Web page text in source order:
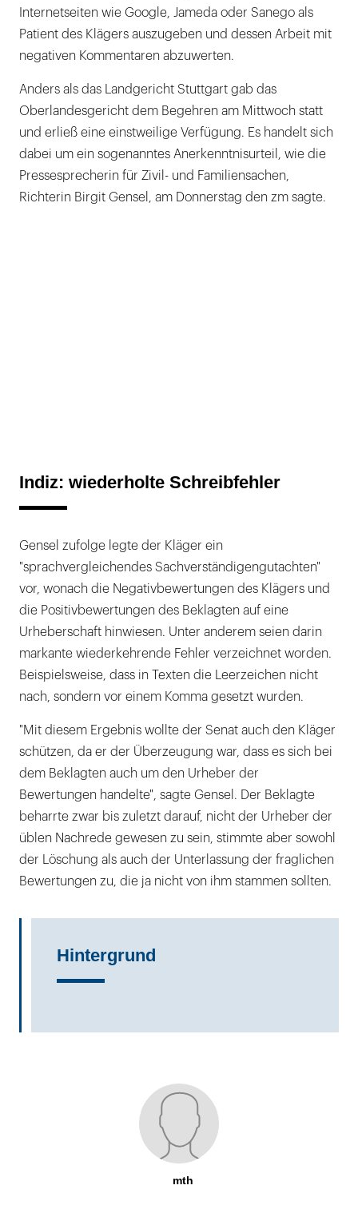
Internetseiten wie Google, Jameda oder Sanego als
Patient des Klägers auszugeben und dessen Arbeit mit
negativen Kommentaren abzuwerten.
Anders als das Landgericht Stuttgart gab das
Oberlandesgericht dem Begehren am Mittwoch statt
und erließ eine einstweilige Verfügung. Es handelt sich
dabei um ein sogenanntes Anerkenntnisurteil, wie die
Pressesprecherin für Zivil- und Familiensachen,
Richterin Birgit Gensel, am Donnerstag den zm sagte.
Indiz: wiederholte Schreibfehler
Gensel zufolge legte der Kläger ein
"sprachvergleichendes Sachverständigengutachten"
vor, wonach die Negativbewertungen des Klägers und
die Positivbewertungen des Beklagten auf eine
Urheberschaft hinwiesen. Unter anderem seien darin
markante wiederkehrende Fehler verzeichnet worden.
Beispielsweise, dass in Texten die Leerzeichen nicht
nach, sondern vor einem Komma gesetzt wurden.
"Mit diesem Ergebnis wollte der Senat auch den Kläger
schützen, da er der Überzeugung war, dass es sich bei
dem Beklagten auch um den Urheber der
Bewertungen handelte", sagte Gensel. Der Beklagte
beharrte zwar bis zuletzt darauf, nicht der Urheber der
üblen Nachrede gewesen zu sein, stimmte aber sowohl
der Löschung als auch der Unterlassung der fraglichen
Bewertungen zu, die ja nicht von ihm stammen sollten.
Hintergrund
mth